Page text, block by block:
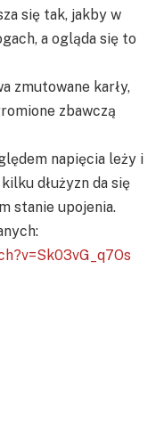
się tak, jakby w
a ogląda się to
zmutowane karły,
zbawczą
napięcia leży i
dłużyzn da się
stanie upojenia.